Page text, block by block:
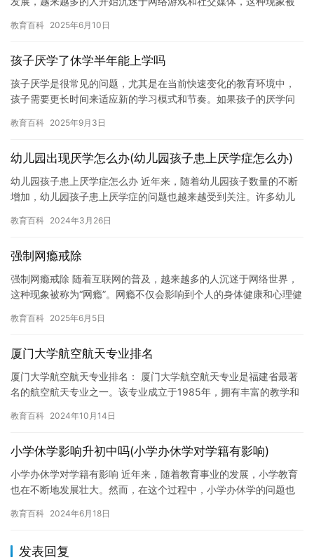
教育百科 2025年6月10日
孩子厌学了休学半年能上学吗
孩子厌学是很常见的问题，尤其是在当前快速变化的教育环境中，
孩子需要更长时间来适应新的学习模式和节奏。如果孩子的厌学问
学习成…
教育百科 2025年9月3日
幼儿园出现厌学怎么办(幼儿园孩子患上厌学症怎么办)
幼儿园孩子患上厌学症怎么办 近年来，随着幼儿园孩子数量的不断
增加，幼儿园孩子患上厌学症的问题也越来越受到关注。许多幼儿
产生…
教育百科 2024年3月26日
强制网瘾戒除
强制网瘾戒除 随着互联网的普及，越来越多的人沉迷于网络世界，
这种现象被称为“网瘾”。网瘾不仅会影响到个人的身体健康和心理健
教育百科 2025年6月5日
厦门大学航空航天专业排名
厦门大学航空航天专业排名： 厦门大学航空航天专业是福建省最著
名的航空航天专业之一。该专业成立于1985年，拥有丰富的教学和
教育百科 2024年10月14日
小学休学影响升初中吗(小学办休学对学籍有影响)
小学办休学对学籍有影响 近年来，随着教育事业的发展，小学教育
也在不断地发展壮大。然而，在这个过程中，小学办休学的问题也
为您…
教育百科 2024年6月18日
发表回复